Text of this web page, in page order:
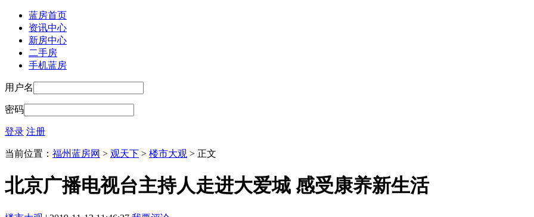
蓝房首页
资讯中心
新房中心
二手房
手机蓝房
用户名
密码
登录 注册
当前位置： 福州蓝房网 > 观天下 > 楼市大观 > 正文
北京广播电视台主持人走进大爱城 感受康养新生活